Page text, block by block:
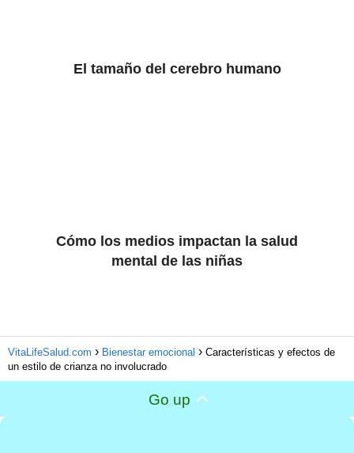
El tamaño del cerebro humano
Cómo los medios impactan la salud
mental de las niñas
VitaLifeSalud.com Bienestar emocional
Características y efectos de
un estilo de crianza no involucrado
Go up